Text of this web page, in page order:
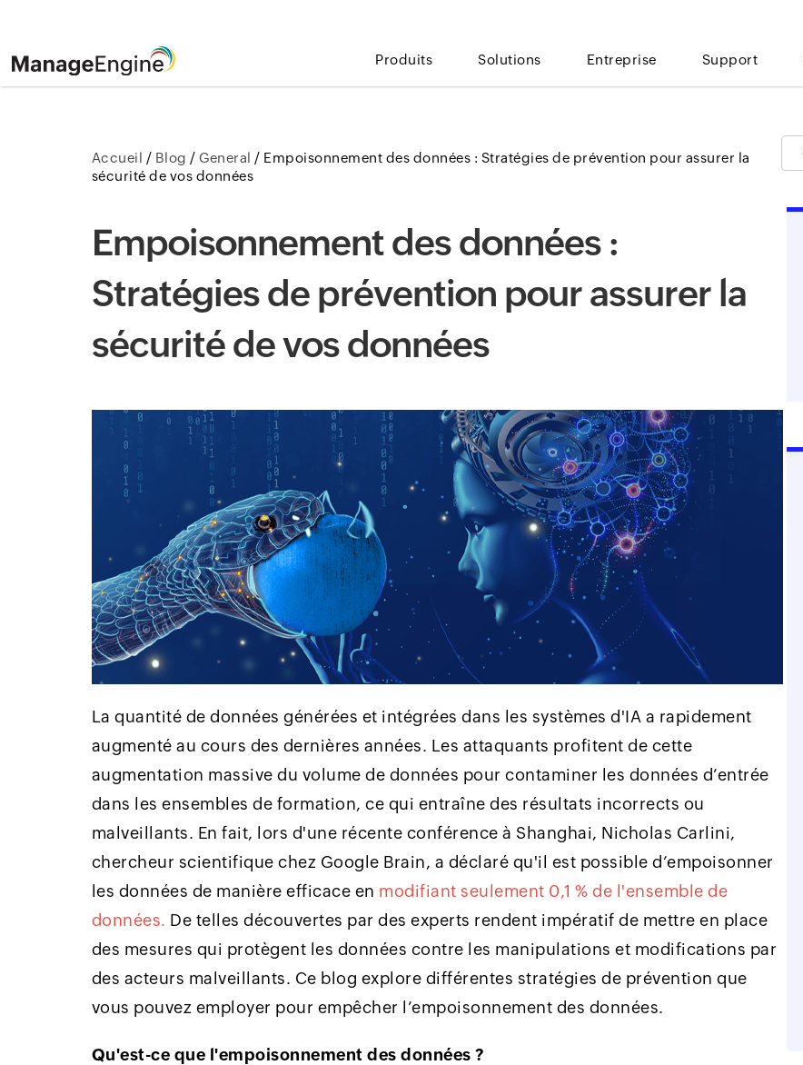
Produits Solutions Entreprise Support
Accueil / Blog /General / Empoisonnement des données : Stratégies de prévention pour assurer la
sécurité de vos données
Empoisonnement des données :
Stratégies de prévention pour assurer la
sécurité de vos données
La quantité de données générées et intégrées dans les systèmes d'IA a rapidement
augmenté au cours des dernières années. Les attaquants profitent de cette
augmentation massive du volume de données pour contaminer les données d’entrée
dans les ensembles de formation, ce qui entraîne des résultats incorrects ou
malveillants. En fait, lors d'une récente conférence à Shanghai, Nicholas Carlini,
chercheur scientifique chez Google Brain, a déclaré qu'il est possible d’empoisonner
les données de manière efficace en modifiant seulement 0,1 % de l'ensemble de
données. De telles découvertes par des experts rendent impératif de mettre en place
des mesures qui protègent les données contre les manipulations et modifications par
des acteurs malveillants. Ce blog explore différentes stratégies de prévention que
vous pouvez employer pour empêcher l’empoisonnement des données.
Qu'est-ce que l'empoisonnement des données ?